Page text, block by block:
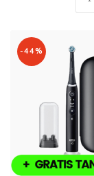
-44%